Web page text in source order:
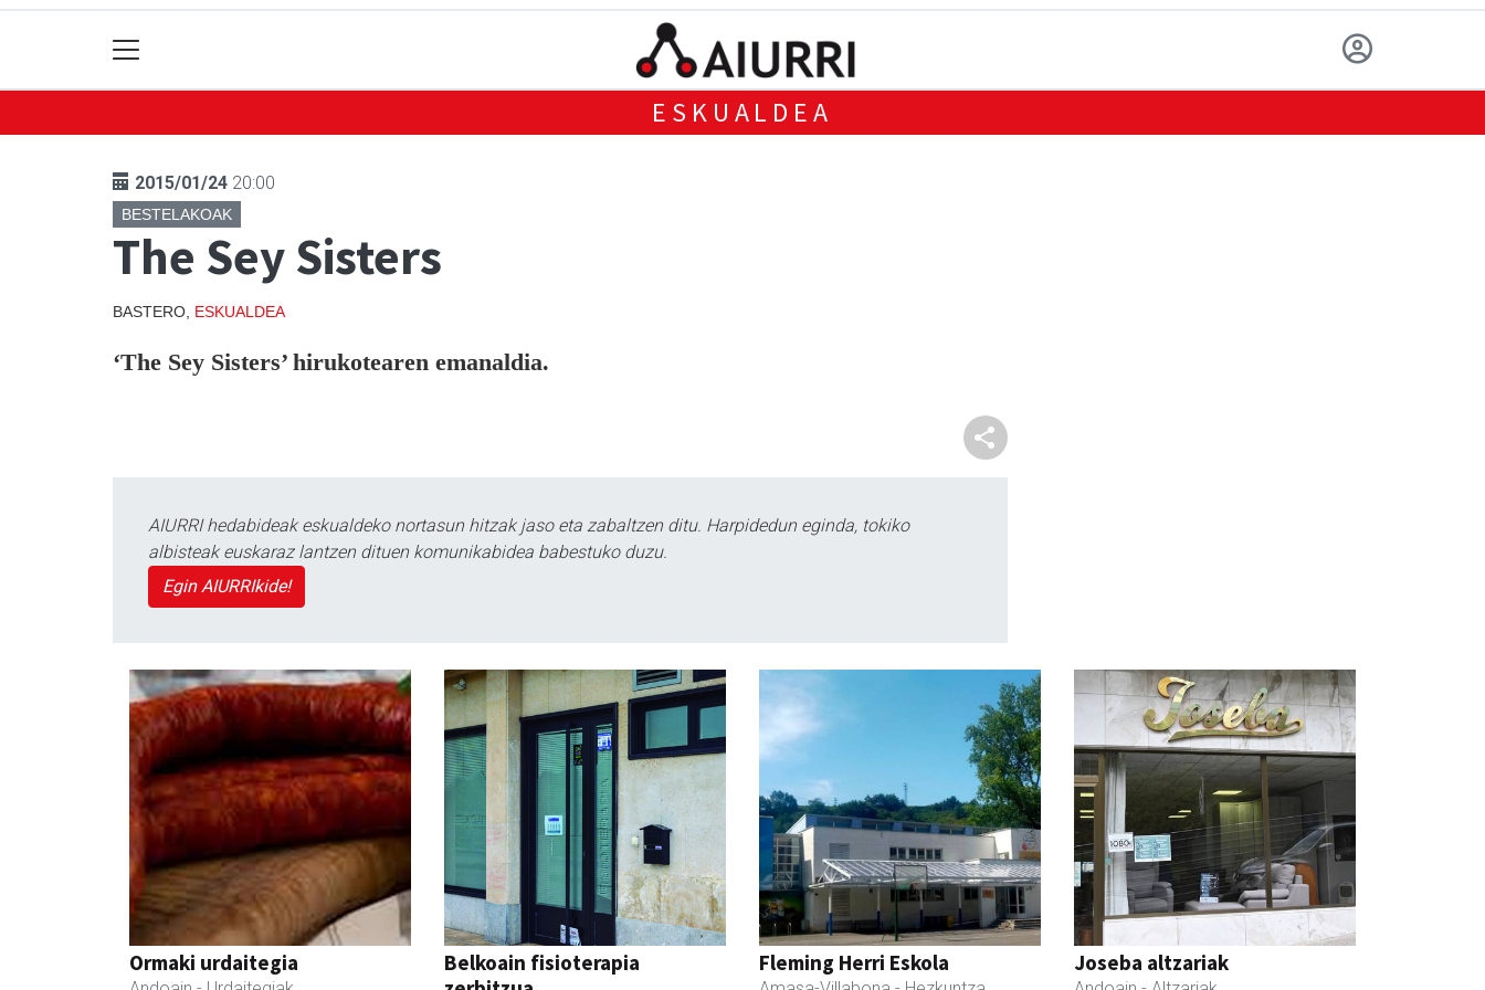
ESKUALDEA
2015/01/24 20:00
BESTELAKOAK
The Sey Sisters
BASTERO, ESKUALDEA
‘The Sey Sisters’ hirukotearen emanaldia.
AIURRI hedabideak eskualdeko nortasun hitzak jaso eta zabaltzen ditu. Harpidedun eginda, tokiko
albisteak euskaraz lantzen dituen komunikabidea babestuko duzu.
Egin AIURRIkide!
Ormaki urdaitegia
Belkoain fisioterapia
Fleming Herri Eskola Joseba altzariak